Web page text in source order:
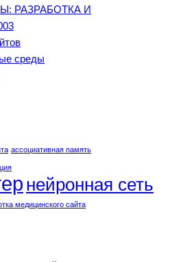
РАЗРАБОТКА И
среды
ассоциативная память
нейронная сеть
медицинского сайта